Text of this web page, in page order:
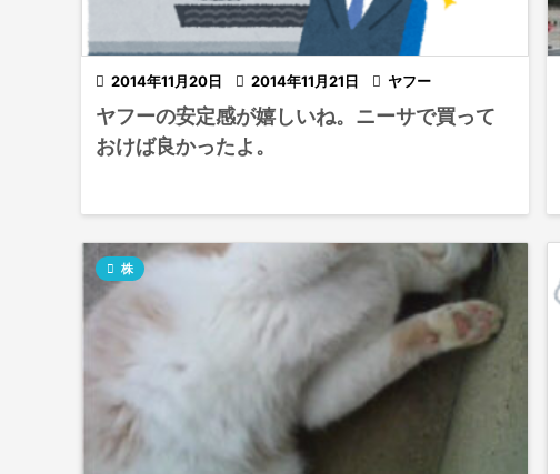
 2014年11月20日  2014年11月21日  ヤフー
ヤフーの安定感が嬉しいね。ニーサで買って
おけば良かったよ。
 株